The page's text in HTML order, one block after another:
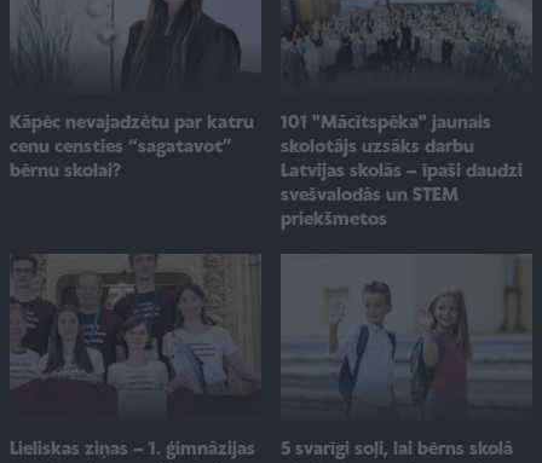
Kāpēc nevajadzētu par katru
cenu censties “sagatavot”
bērnu skolai?
101 "Mācītspēka" jaunais
skolotājs uzsāks darbu
Latvijas skolās – īpaši daudzi
svešvalodās un STEM
priekšmetos
Lieliskas ziņas – 1. ģimnāzijas
5 svarīgi soļi, lai bērns skolā